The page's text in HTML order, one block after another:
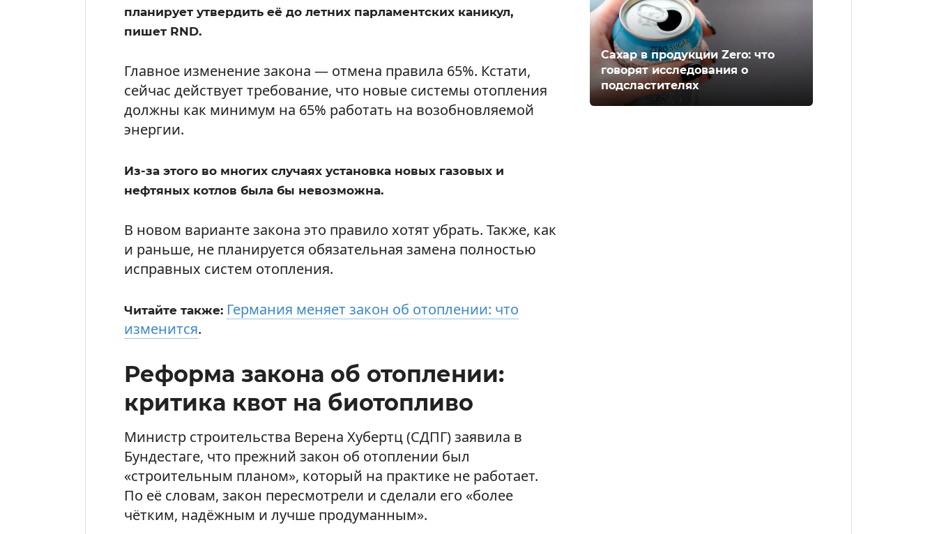
планирует утвердить её до летних парламентских каникул,
пишет RND.
Главное изменение закона — отмена правила 65%. Кстати,
сейчас действует требование, что новые системы отопления
должны как минимум на 65% работать на возобновляемой
энергии.
Из-за этого во многих случаях установка новых газовых и
нефтяных котлов была бы невозможна.
В новом варианте закона это правило хотят убрать. Также, как
и раньше, не планируется обязательная замена полностью
исправных систем отопления.
Читайте также: Германия меняет закон об отоплении: что
изменится.
Реформа закона об отоплении:
критика квот на биотопливо
Министр строительства Верена Хубертц (СДПГ) заявила в
Бундестаге, что прежний закон об отоплении был
«строительным планом», который на практике не работает.
По её словам, закон пересмотрели и сделали его «более
чётким, надёжным и лучше продуманным».
Сахар в продукции Zero: что
говорят исследования о
подсластителях